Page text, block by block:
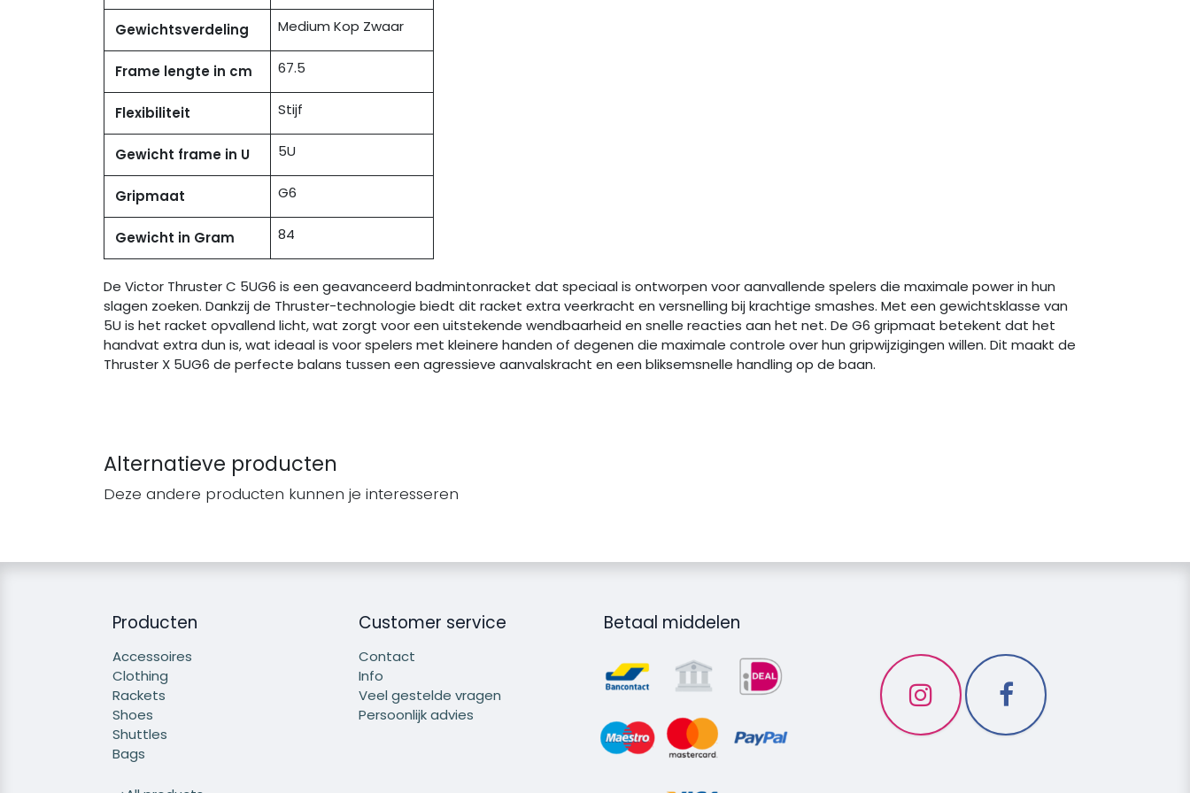
Gewichtsverdeling Medium Kop Zwaar
Frame lengte in cm 67.5
Flexibiliteit Stijf
Gewicht frame in U 5U
Gripmaat G6
Gewicht in Gram 84
De Victor Thruster C 5UG6 is een geavanceerd badmintonracket dat speciaal is ontworpen voor aanvallende spelers die maximale power in hun
slagen zoeken. Dankzij de Thruster-technologie biedt dit racket extra veerkracht en versnelling bij krachtige smashes. Met een gewichtsklasse van
5U is het racket opvallend licht, wat zorgt voor een uitstekende wendbaarheid en snelle reacties aan het net. De G6 gripmaat betekent dat het
handvat extra dun is, wat ideaal is voor spelers met kleinere handen of degenen die maximale controle over hun gripwijzigingen willen. Dit maakt de
Thruster X 5UG6 de perfecte balans tussen een agressieve aanvalskracht en een bliksemsnelle handling op de baan.
Alternatieve producten
Deze andere producten kunnen je interesseren
Producten
Accessoires
Clothing
Rackets
Shoes
Shuttles
Bags
Customer service
Contact
Info
Veel gestelde vragen
Persoonlijk advies
Betaal middelen